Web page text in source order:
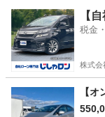
北海道 北広島市【
税金
株式会
【